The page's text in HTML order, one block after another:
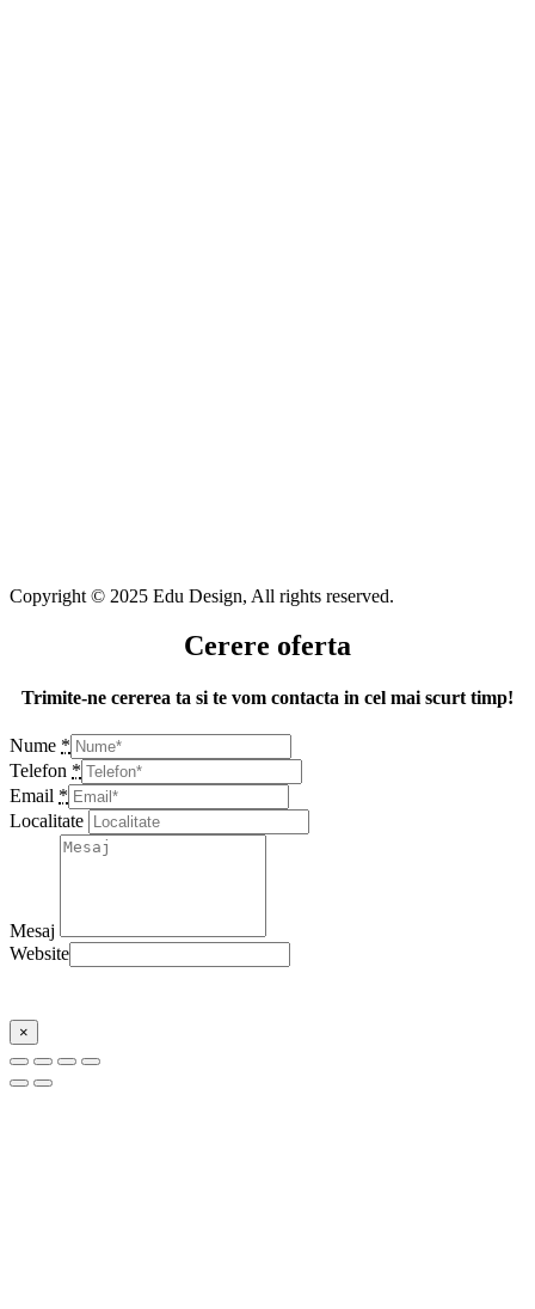
Copyright © 2025 Edu Design, All rights reserved.
Cerere oferta
Trimite-ne cererea ta si te vom contacta in cel mai scurt timp!
Nume *
Telefon *
Email *
Localitate
Mesaj
Website
×